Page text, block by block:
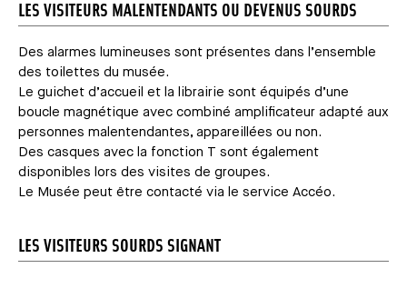
LES VISITEURS MALENTENDANTS OU DEVENUS SOURDS
Des alarmes lumineuses sont présentes dans l’ensemble
des toilettes du musée.
Le guichet d’accueil et la librairie sont équipés d’une
boucle magnétique avec combiné amplificateur adapté aux
personnes malentendantes, appareillées ou non.
Des casques avec la fonction T sont également
disponibles lors des visites de groupes.
Le Musée peut être contacté via le service Accéo.
LES VISITEURS SOURDS SIGNANT